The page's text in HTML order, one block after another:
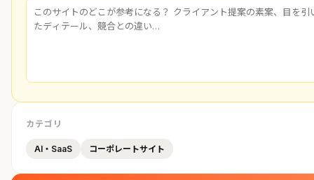
カテゴリ
AI・SaaS コーポレートサイト